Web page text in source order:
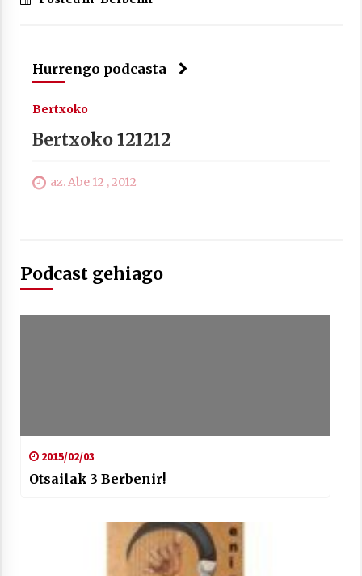
2021/10/04
Segura irratian Arrosaren 20 urteez
Arrosaren 20 urteez
Hala Bedi irratiko Hizpidea saioan
Arrosaren 20 urteez
2021/07/03
Hurrengo podcasta
Bertxoko
Bertxoko 121212
az. Abe 12 , 2012
Podcast gehiago
2015/02/03
Otsailak 3 Berbenir!